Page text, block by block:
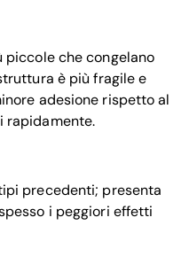
piccole che congelano
è più fragile e
adesione rispetto al
rapidamente.
precedenti; presenta
i peggiori effetti